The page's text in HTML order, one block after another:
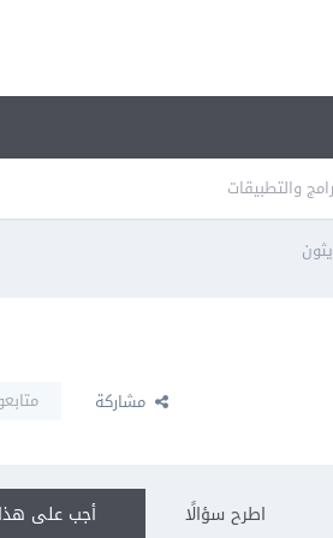
والتطبيقات
مشاركة
أجب على اطرح سؤالًا